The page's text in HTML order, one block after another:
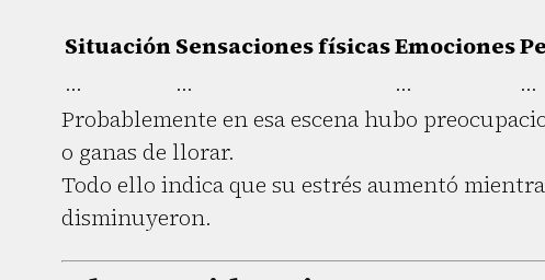
SituaciónSensaciones físicasEmociones
...
... ... ...
Probablemente en esa escena hubo
o ganas de llorar.
Todo ello indica que su estrés aumentó
disminuyeron.